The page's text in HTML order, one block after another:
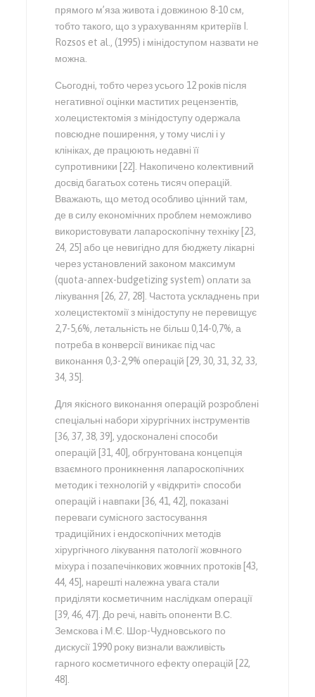
прямого м’яза живота і довжиною 8-10 см,
тобто такого, що з урахуванням критеріїв I.
Rozsos et al., (1995) і мінідоступом назвати не
можна.
Сьогодні, тобто через усього 12 років після
негативної оцінки маститих рецензентів,
холецистектомія з мінідоступу одержала
повсюдне поширення, у тому числі і у
клініках, де працюють недавні її
супротивники [22]. Накопичено колективний
досвід багатьох сотень тисяч операцій.
Вважають, що метод особливо цінний там,
де в силу економічних проблем неможливо
використовувати лапароскопічну техніку [23,
24, 25] або це невигідно для бюджету лікарні
через установлений законом максимум
(quota-annex-budgetizing system) оплати за
лікування [26, 27, 28]. Частота ускладнень при
холецистектомії з мінідоступу не перевищує
2,7-5,6%, летальність не більш 0,14-0,7%, а
потреба в конверсії виникає під час
виконання 0,3-2,9% операцій [29, 30, 31, 32, 33,
34, 35].
Для якісного виконання операцій розроблені
спеціальні набори хірургічних інструментів
[36, 37, 38, 39], удосконалені способи
операцій [31, 40], обгрунтована концепція
взаємного проникнення лапароскопічних
методик і технологій у «відкриті» способи
операцій і навпаки [36, 41, 42], показані
переваги сумісного застосування
традиційних і ендоскопічних методів
хірургічного лікування патології жовчного
міхура і позапечінкових жовчних протоків [43,
44, 45], нарешті належна увага стали
приділяти косметичним наслідкам операції
[39, 46, 47]. До речі, навіть опоненти В.С.
Земскова і М.Є. Шор-Чудновського по
дискусії 1990 року визнали важливість
гарного косметичного ефекту операцій [22,
48].